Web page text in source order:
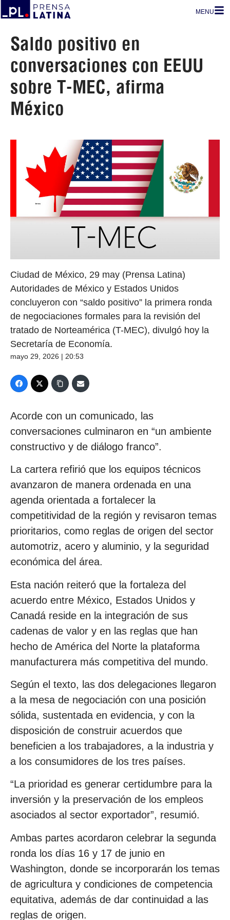
MENU
Saldo positivo en
conversaciones con EEUU
sobre T-MEC, afirma
México
Ciudad de México, 29 may (Prensa Latina)
Autoridades de México y Estados Unidos
concluyeron con “saldo positivo” la primera ronda
de negociaciones formales para la revisión del
tratado de Norteamérica (T-MEC), divulgó hoy la
Secretaría de Economía.
mayo 29, 2026 | 20:53
Acorde con un comunicado, las
conversaciones culminaron en “un ambiente
constructivo y de diálogo franco”.
La cartera refirió que los equipos técnicos
avanzaron de manera ordenada en una
agenda orientada a fortalecer la
competitividad de la región y revisaron temas
prioritarios, como reglas de origen del sector
automotriz, acero y aluminio, y la seguridad
económica del área.
Esta nación reiteró que la fortaleza del
acuerdo entre México, Estados Unidos y
Canadá reside en la integración de sus
cadenas de valor y en las reglas que han
hecho de América del Norte la plataforma
manufacturera más competitiva del mundo.
Según el texto, las dos delegaciones llegaron
a la mesa de negociación con una posición
sólida, sustentada en evidencia, y con la
disposición de construir acuerdos que
beneficien a los trabajadores, a la industria y
a los consumidores de los tres países.
“La prioridad es generar certidumbre para la
inversión y la preservación de los empleos
asociados al sector exportador”, resumió.
Ambas partes acordaron celebrar la segunda
ronda los días 16 y 17 de junio en
Washington, donde se incorporarán los temas
de agricultura y condiciones de competencia
equitativa, además de dar continuidad a las
reglas de origen.